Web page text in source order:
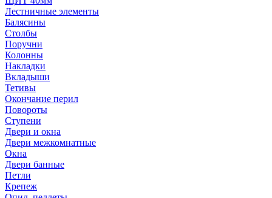
Лестничные элементы
Балясины
Столбы
Поручни
Колонны
Накладки
Вкладыши
Тетивы
Окончание перил
Повороты
Ступени
Двери и окна
Двери межкомнатные
Окна
Двери банные
Петли
Крепеж